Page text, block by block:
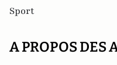
Sport
A PROPOS DES